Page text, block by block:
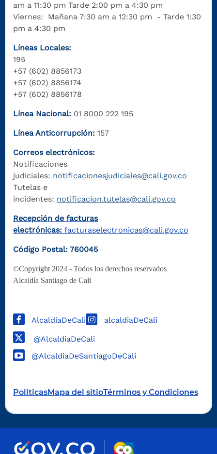
am a 11:30 pm Tarde 2:00 pm a 4:30 pm
Viernes: Mañana 7:30 am a 12:30 pm - Tarde 1:30
pm a 4:30 pm
Líneas Locales:
195
+57 (602) 8856173
+57 (602) 8856174
+57 (602) 8856178
Línea Nacional: 01 8000 222 195
Línea Anticorrupción: 157
Correos electrónicos:
Notificaciones
judiciales: notificacionesjudiciales@cali.gov.co
Tutelas e
incidentes: notificacion.tutelas@cali.gov.co
Recepción de facturas
electrónicas: facturaselectronicas@cali.gov.co
Código Postal: 760045
©Copyright 2024 - Todos los derechos reservados
Alcaldía Santiago de Cali
AlcaldiaDeCali alcaldiaDeCali
@AlcaldiaDeCali
@AlcaldiaDeSantiagoDeCali
PoliticasMapa del sitioTérminos y Condiciones